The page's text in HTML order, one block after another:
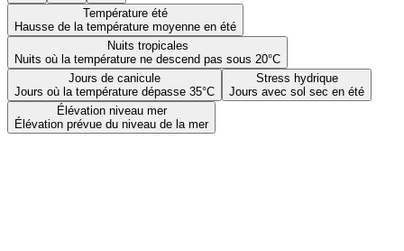
Température été
Hausse de la température moyenne en été
Nuits tropicales
Nuits où la température ne descend pas sous 20°C
Jours de canicule
Jours où la température dépasse 35°C
Stress hydrique
Jours avec sol sec en été
Élévation niveau mer
Élévation prévue du niveau de la mer